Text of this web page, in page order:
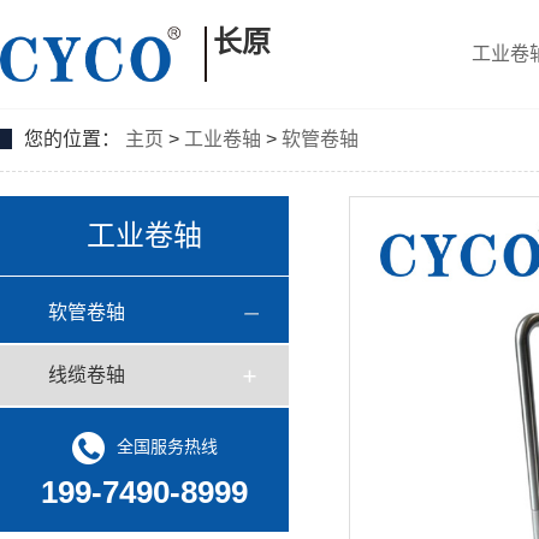
长原 工业卷
您的位置： 主页 > 工业卷轴 > 软管卷轴
工业卷轴
软管卷轴
线缆卷轴
全国服务热线
199-7490-8999